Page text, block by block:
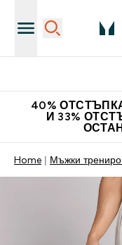
40%
И 33%
Home Мъжки